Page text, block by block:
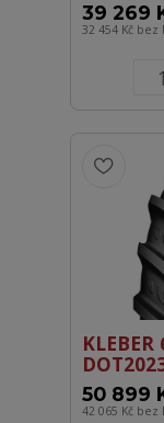
39 269
32 454 Kč bez
50 899
42 065 Kč bez